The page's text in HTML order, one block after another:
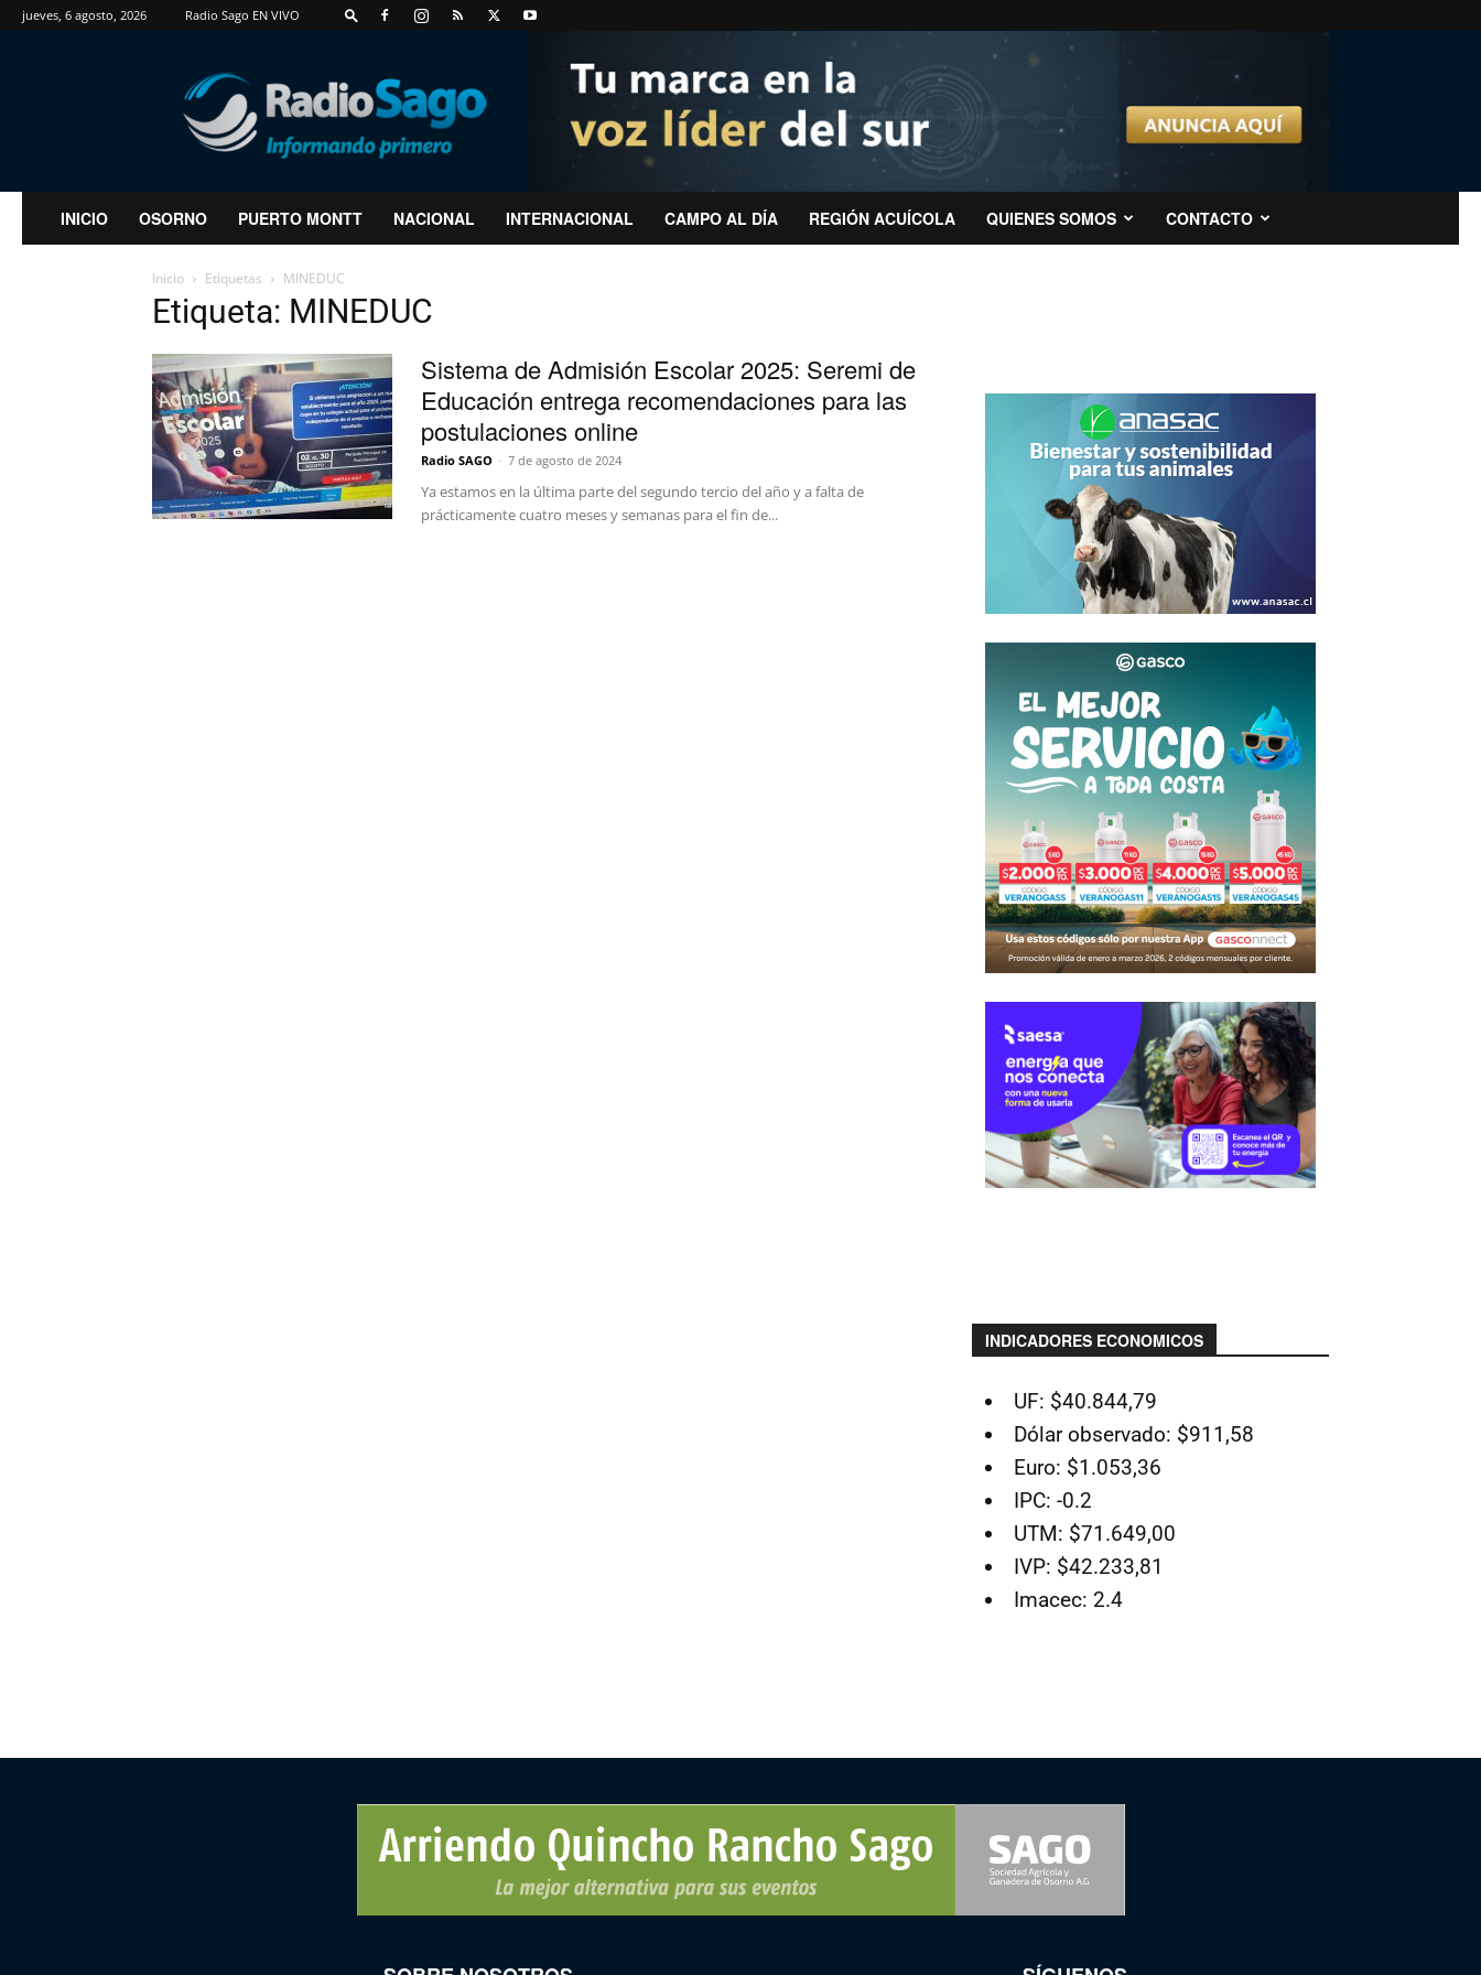
jueves, 6 agosto, 2026 Radio Sago EN VIVO
RadioSago
INICIO OSORNO PUERTO MONTT NACIONAL INTERNACIONAL CAMPO AL DÍA REGIÓN ACUÍCOLA QUIENES SOMOS CONTACTO
Inicio Etiquetas MINEDUC
Etiqueta: MINEDUC
Sistema de Admisión Escolar 2025: Seremi de
Educación entrega recomendaciones para las
postulaciones online
Radio SAGO - 7 de agosto de 2024
Ya estamos en la última parte del segundo tercio del año y a falta de
prácticamente cuatro meses y semanas para el fin de...
INDICADORES ECONOMICOS
UF: $40.844,79
Dólar observado: $911,58
Euro: $1.053,36
IPC: -0.2
UTM: $71.649,00
IVP: $42.233,81
Imacec: 2.4